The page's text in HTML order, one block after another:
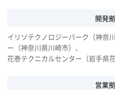
開発
イリソテクノロジーパーク（神奈
ー（神奈川県川崎市）、
花巻テクニカルセンター（岩手県
営業